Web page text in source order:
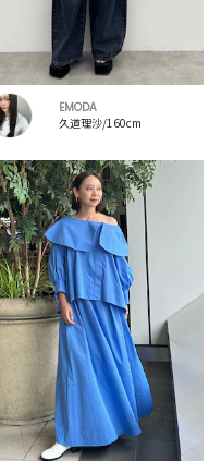
EMODA
久道理沙/160cm